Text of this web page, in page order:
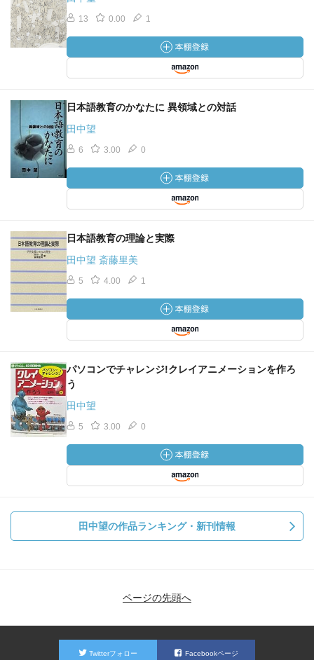
13 0.00 1
日本語教育のかなたに 異領域との対話
田中望
6 3.00 0
日本語教育の理論と実際
田中望 斎藤里美
5 4.00 1
パソコンでチャレンジ!クレイアニメーションを作ろ
う
田中望
5 3.00 0
田中望の作品ランキング・新刊情報
ページの先頭へ
Twitterフォロー Facebookページ